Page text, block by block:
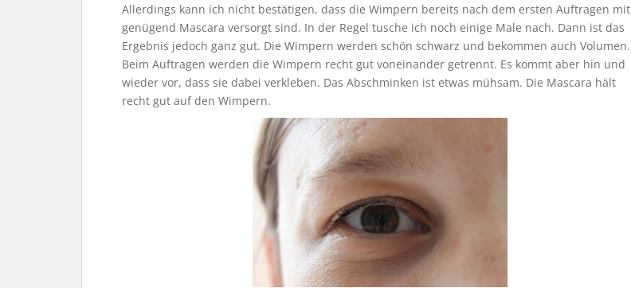
Allerdings kann ich nicht bestätigen, dass die Wimpern bereits nach dem ersten Auftragen mit
genügend Mascara versorgt sind. In der Regel tusche ich noch einige Male nach. Dann ist das
Ergebnis jedoch ganz gut. Die Wimpern werden schön schwarz und bekommen auch Volumen.
Beim Auftragen werden die Wimpern recht gut voneinander getrennt. Es kommt aber hin und
wieder vor, dass sie dabei verkleben. Das Abschminken ist etwas mühsam. Die Mascara hält
recht gut auf den Wimpern.